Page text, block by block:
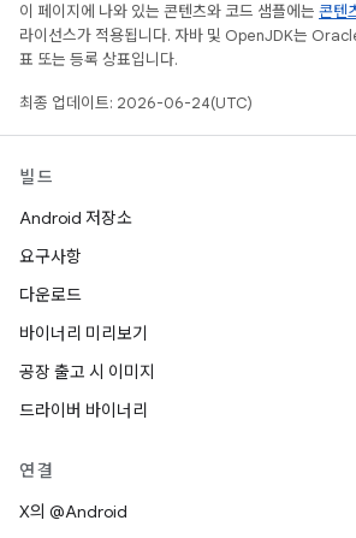
이 페이지에 나와 있는 콘텐츠와 코드 샘플에는 콘텐
라이선스가 적용됩니다. 자바 및 OpenJDK는
표 또는 등록 상표입니다.
최종 업데이트: 2026-06-24(UTC)
빌드
Android 저장소
요구사항
다운로드
바이너리 미리보기
공장 출고 시 이미지
드라이버 바이너리
연결
X의 @Android